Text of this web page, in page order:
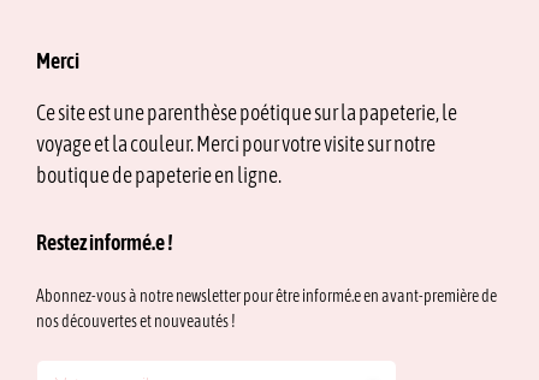
Merci
Ce site est une parenthèse poétique sur la papeterie, le
voyage et la couleur. Merci pour votre visite sur notre
boutique de papeterie en ligne.
Restez informé.e !
Abonnez-vous à notre newsletter pour être informé.e en avant-première de
nos découvertes et nouveautés !